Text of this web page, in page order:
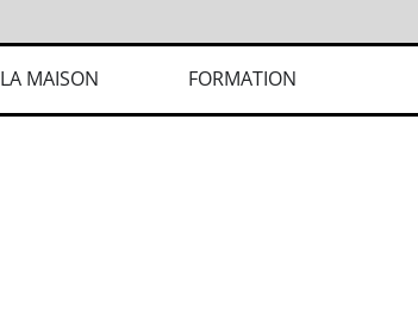
LA MAISON FORMATION